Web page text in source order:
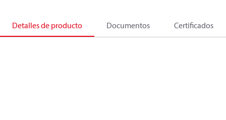
Detalles de producto Documentos Certificados